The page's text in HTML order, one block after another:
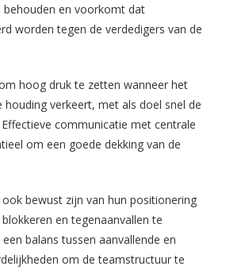
en voorkomt dat
worden tegen de verdedigers van de
hoog druk te zetten wanneer het
houding verkeert, met als doel snel de
communicatie met centrale
om een goede dekking van de
bewust zijn van hun positionering
en tegenaanvallen te
balans tussen aanvallende en
om de teamstructuur te